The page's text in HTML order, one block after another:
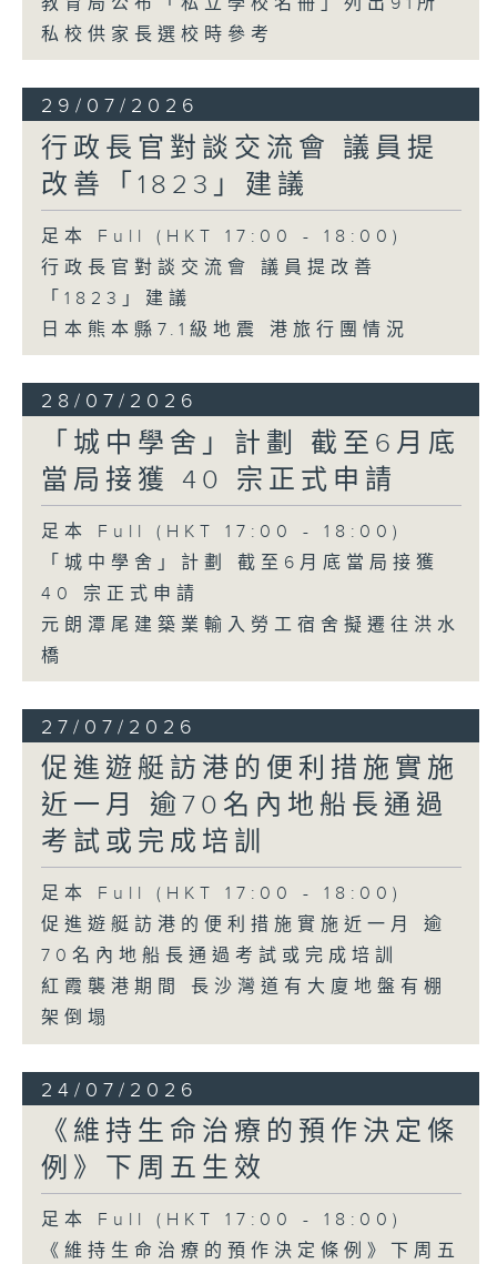
私校供家長選校時參考
29/07/2026
行政長官對談交流會 議員提
改善「1823」建議
足本 Full (HKT 17:00 - 18:00)
行政長官對談交流會 議員提改善
「1823」建議
日本熊本縣7.1級地震 港旅行團情況
28/07/2026
「城中學舍」計劃 截至6月底
當局接獲 40 宗正式申請
足本 Full (HKT 17:00 - 18:00)
「城中學舍」計劃 截至6月底當局接獲
40 宗正式申請
元朗潭尾建築業輸入勞工宿舍擬遷往洪水
橋
27/07/2026
促進遊艇訪港的便利措施實施
近一月 逾70名內地船長通過
考試或完成培訓
足本 Full (HKT 17:00 - 18:00)
促進遊艇訪港的便利措施實施近一月 逾
70名內地船長通過考試或完成培訓
紅霞襲港期間 長沙灣道有大廈地盤有棚
架倒塌
24/07/2026
《維持生命治療的預作決定條
例》下周五生效
足本 Full (HKT 17:00 - 18:00)
《維持生命治療的預作決定條例》下周五